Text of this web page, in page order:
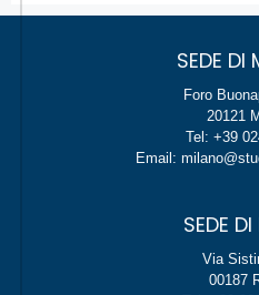
SEDE DI
Foro
20121
Tel: +39
Email:
SEDE
Via
00187